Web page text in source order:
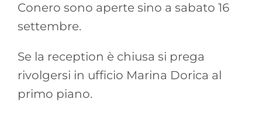
Conero sono aperte sino a sabato 16
settembre.
Se la reception è chiusa si prega
rivolgersi in ufficio Marina Dorica al
primo piano.